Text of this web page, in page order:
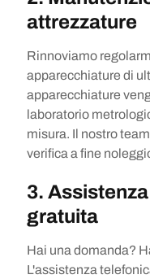
attrezzature
Rinnoviamo
apparecchiature di
apparecchiature
laboratorio
misura. Il nostro
verifica a fine
3.
gratuita
Hai una domanda?
L'assistenza